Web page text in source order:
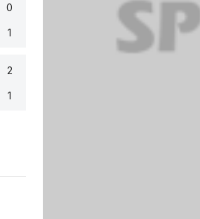
0
1
2
1